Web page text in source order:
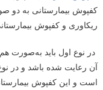
کفپوش بیمارستانی به دو
ریکاوری و کفپوش
در نوع اول باید به‌صورت
آن رعایت شده باشد و در
است و این کفپوش